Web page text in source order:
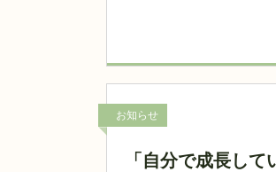
お知らせ
「自分で成長し